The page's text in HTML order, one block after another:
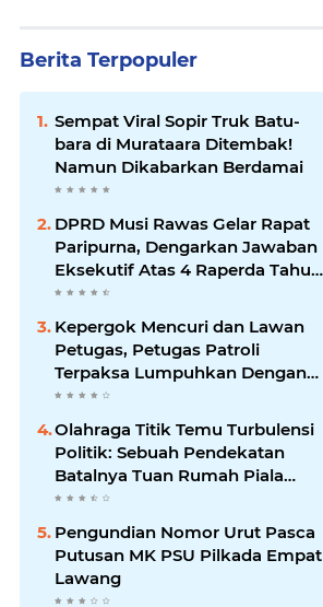
Berita Terpopuler
Sempat Viral Sopir Truk Batu-
bara di Murataara Ditembak!
Namun Dikabarkan Berdamai
DPRD Musi Rawas Gelar Rapat
Paripurna, Dengarkan Jawaban
Eksekutif Atas 4 Raperda Tahun
2026
Kepergok Mencuri dan Lawan
Petugas, Petugas Patroli
Terpaksa Lumpuhkan Dengan
Peluru Karet
Olahraga Titik Temu Turbulensi
Politik: Sebuah Pendekatan
Batalnya Tuan Rumah Piala
Dunia U-20
Pengundian Nomor Urut Pasca
Putusan MK PSU Pilkada Empat
Lawang